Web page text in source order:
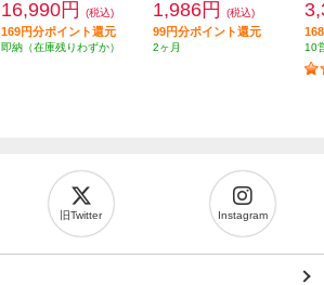
16,990円 (税込)
169円分ポイント還元
即納（在庫残りわずか）
1,986円 (税込)
99円分ポイント還元
2ヶ月 10
旧Twitter Instagram